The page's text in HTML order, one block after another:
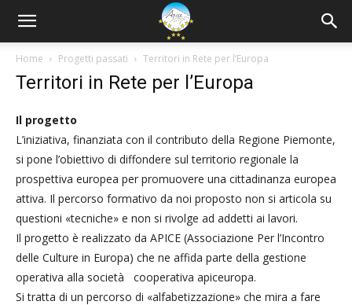
Home Progetti passati Territori in Rete per l’Europa
Territori in Rete per l’Europa
Il progetto
L’iniziativa, finanziata con il contributo della Regione Piemonte,
si pone l’obiettivo di diffondere sul territorio regionale la
prospettiva europea per promuovere una cittadinanza europea
attiva. Il percorso formativo da noi proposto non si articola su
questioni «tecniche» e non si rivolge ad addetti ai lavori.
Il progetto è realizzato da APICE (Associazione Per l’Incontro
delle Culture in Europa) che ne affida parte della gestione
operativa alla società cooperativa apiceuropa.
Si tratta di un percorso di «alfabetizzazione» che mira a fare